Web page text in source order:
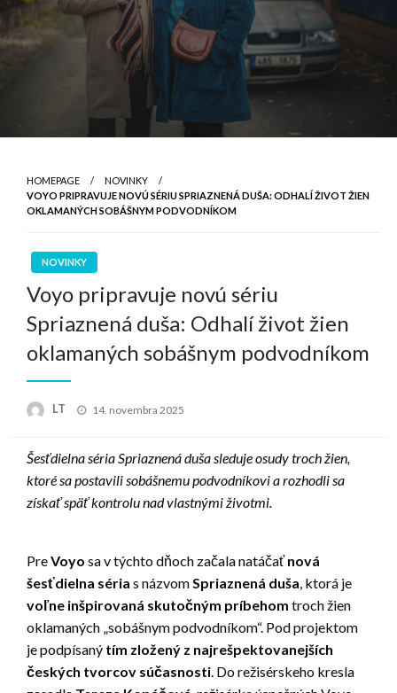
HOMEPAGE
NOVINKY
VOYO PRIPRAVUJE NOVÚ SÉRIU SPRIAZNENÁ DUŠA: ODHALÍ ŽIVOT ŽIEN
OKLAMANÝCH SOBÁŠNYM PODVODNÍKOM
NOVINKY
Voyo pripravuje novú sériu
Spriaznená duša: Odhalí život žien
oklamaných sobášnym podvodníkom
LT
Posted
14. novembra 2025
Šesťdielna séria Spriaznená duša sleduje osudy troch žien,
ktoré sa postavili sobášnemu podvodníkovi a rozhodli sa
získať späť kontrolu nad vlastnými životmi.
PreVoyo sa v týchto dňoch začala natáčaťnová
šesťdielna séria s názvomSpriaznená duša, ktorá je
voľne inšpirovaná skutočným príbehom troch žien
oklamaných „sobášnym podvodníkom“. Pod projektom
je podpísaný tím zložený z najrešpektovanejších
českých tvorcov súčasnosti. Do režisérskeho kresla